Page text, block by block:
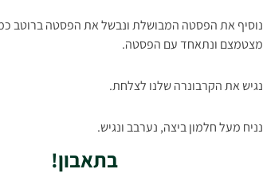
נוסיף את הפסטה המבושלת ונבשל את הפסטה ברוטב
מצטמצם ונתאחד עם הפסטה.
נגיש את הקרבונרה שלנו לצלחת.
נניח מעל חלמון ביצה, נערבב ונגיש.
בתאבון!